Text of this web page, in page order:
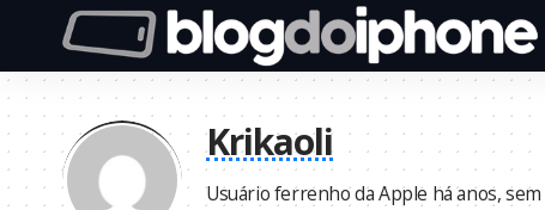
Krikaoli
Usuário ferrenho da Apple há anos,